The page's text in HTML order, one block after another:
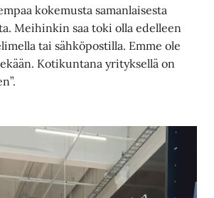
kokemusta samanlaisesta
Meihinkin saa toki olla edelleen
tai sähköpostilla. Emme ole
Kotikuntana yrityksellä on